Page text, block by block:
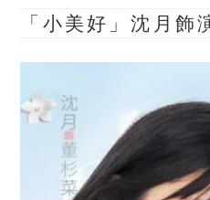
「小美好」沈月飾